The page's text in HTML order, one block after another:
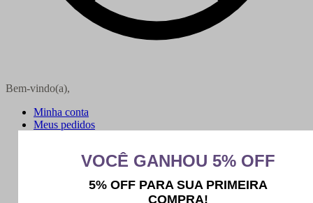
Bem-vindo(a),
Minha conta
Meus pedidos